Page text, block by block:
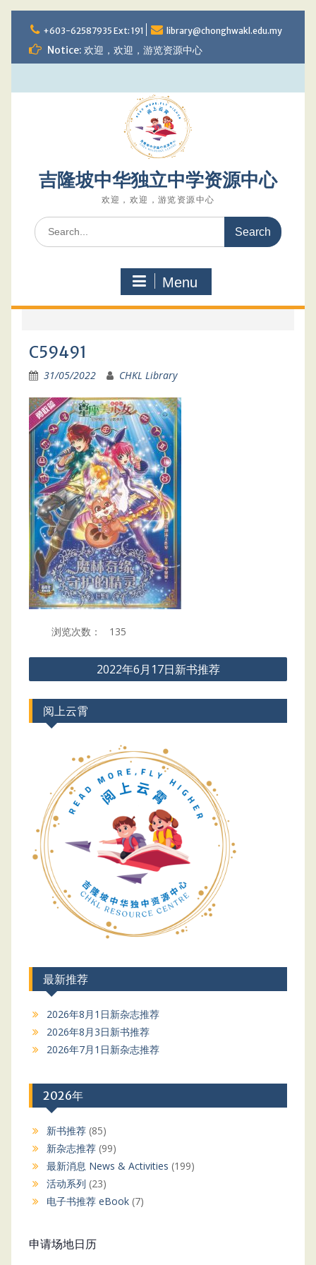
to
content
+603-62587935 Ext: 191 library@chonghwakl.edu.my
Notice: 欢迎，欢迎，游览资源中心
吉隆坡中华独立中学资源中心
欢迎，欢迎，游览资源中心
Search
for:
Menu
C59491
31/05/2022 CHKL Library
浏览次数： 135
Post
navigation
2022年6月17日新书推荐
阅上云霄
最新推荐
2026年8月1日新杂志推荐
2026年8月3日新书推荐
2026年7月1日新杂志推荐
2026年
新书推荐(85)
新杂志推荐(99)
最新消息 News & Activities (199)
活动系列 (23)
电子书推荐 eBook(7)
申请场地日历